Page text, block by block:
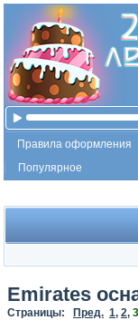
Правила оформления
Популярное
Emirates
Страницы: Пред. 1, 2, 3